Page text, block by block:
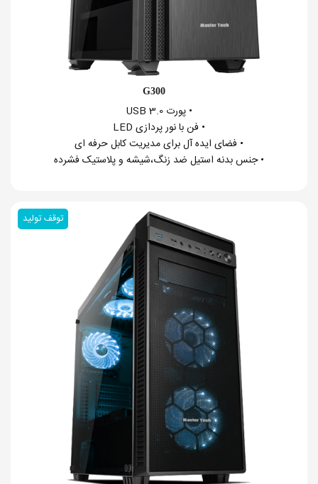
G300
• پورت USB 3.0
• فن با نور پردازی LED
• فضای ایده آل برای مدیریت کابل حرفه ای
• جنس بدنه استیل ضد زنگ،شیشه و پلاستیک فشرده
توقف تولید